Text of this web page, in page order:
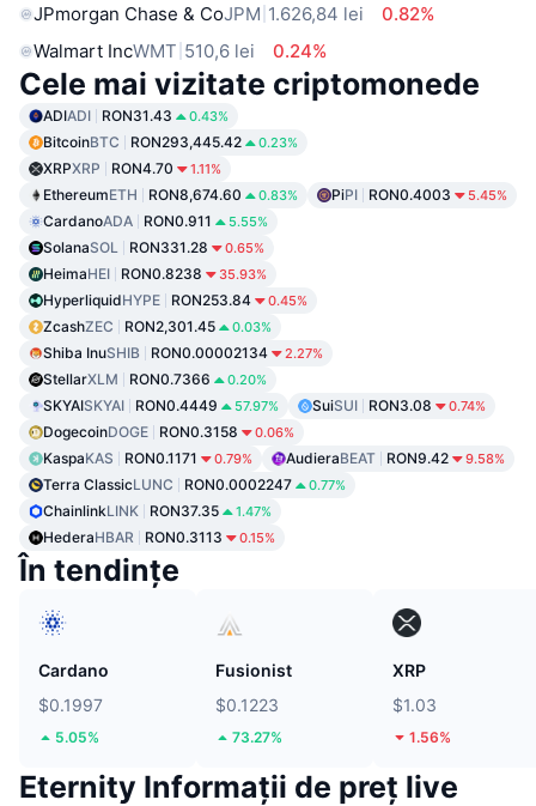
JPmorgan Chase & CoJPM 1.626,84 lei
0.82%
Walmart IncWMT 510,6 lei 0.24%
Cele mai vizitate criptomonede
ADIADI RON31.43 0.43%
BitcoinBTC RON293,445.42 0.23%
XRPXRP RON4.70 1.11%
EthereumETH RON8,674.60 0.83% PiPI RON0.4003 5.45%
CardanoADA RON0.911 5.55%
SolanaSOL RON331.28 0.65%
HeimaHEI RON0.8238 35.93%
HyperliquidHYPE RON253.84 0.45%
ZcashZEC RON2,301.45 0.03%
Shiba InuSHIB RON0.00002134 2.27%
StellarXLM RON0.7366 0.20%
SKYAISKYAI RON0.4449 57.97% SuiSUI RON3.08 0.74%
DogecoinDOGE RON0.3158 0.06%
KaspaKAS RON0.1171 0.79% AudieraBEAT RON9.42 9.58%
Terra ClassicLUNC RON0.0002247 0.77%
ChainlinkLINK RON37.35 1.47%
HederaHBAR RON0.3113 0.15%
În tendințe
Cardano
$0.1997
5.05%
Fusionist
$0.1223
73.27%
XRP
$1.03
1.56%
Eternity Informații de preț live